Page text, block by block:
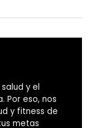
y el
Por eso, nos
y fitness de
metas